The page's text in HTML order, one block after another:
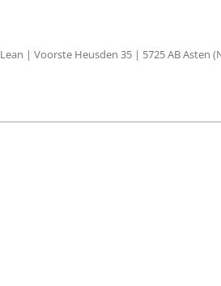
Lean | Voorste Heusden 35 | 5725 AB Asten